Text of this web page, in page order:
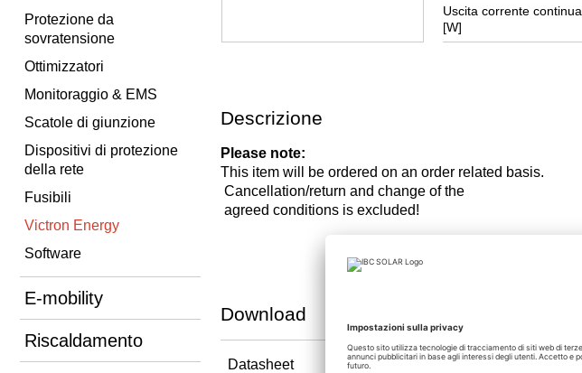
Protezione da
sovratensione
Ottimizzatori
Monitoraggio & EMS
Scatole di giunzione
Dispositivi di protezione
della rete
Fusibili
Victron Energy
Software
E-mobility
Riscaldamento
Uscita corrente continua
[W]
Descrizione
Please note:
This item will be ordered on an order related basis.
Cancellation/return and change of the
agreed conditions is excluded!
Download
Datasheet